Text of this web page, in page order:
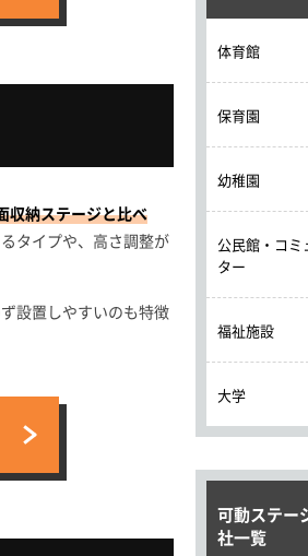
収納ステージと比べ
タイプや、高さ調整が
設置しやすいのも特徴
体育館
保育園
幼稚園
公民館・コミ
ター
福祉施設
大学
可動ステー
社一覧